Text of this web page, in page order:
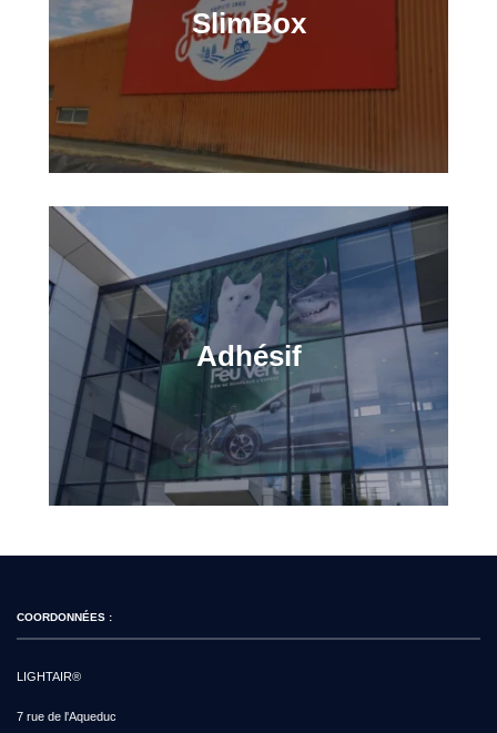
SlimBox
Adhésif
COORDONNÉES :
LIGHTAIR®
7 rue de l'Aqueduc